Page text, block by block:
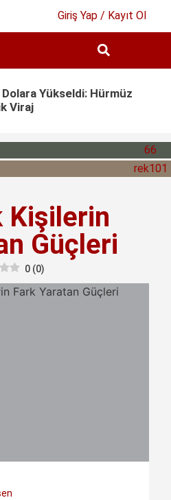
Giriş Yap / Kayıt Ol
Yükseldi: Hürmüz
Viraj
Kişilerin
Güçleri
0 (0)